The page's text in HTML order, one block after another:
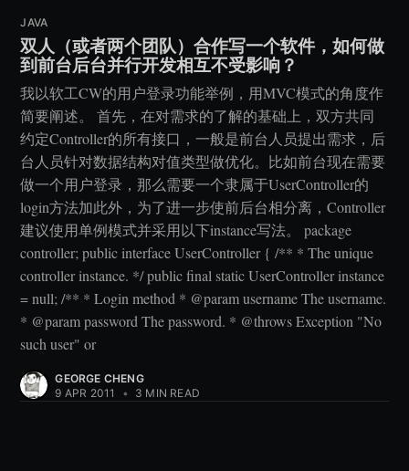
JAVA
双人（或者两个团队）合作写一个软件，如何做
到前台后台并行开发相互不受影响？
我以软工CW的用户登录功能举例，用MVC模式的角度作
简要阐述。 首先，在对需求的了解的基础上，双方共同
约定Controller的所有接口，一般是前台人员提出需求，后
台人员针对数据结构对值类型做优化。比如前台现在需要
做一个用户登录，那么需要一个隶属于UserController的
login方法加此外，为了进一步使前后台相分离，Controller
建议使用单例模式并采用以下instance写法。 package
controller; public interface UserController { /** * The unique
controller instance. */ public final static UserController instance
= null; /** * Login method * @param username The username.
* @param password The password. * @throws Exception "No
such user" or
GEORGE CHENG
9 APR 2011
• 3 MIN READ